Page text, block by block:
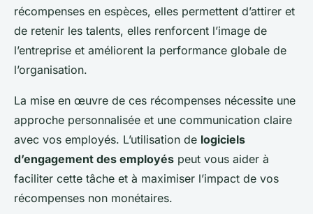
récompenses en espèces, elles permettent d’attirer et
de retenir les talents, elles renforcent l’image de
l’entreprise et améliorent la performance globale de
l’organisation.
La mise en œuvre de ces récompenses nécessite une
approche personnalisée et une communication claire
avec vos employés. L’utilisation de logiciels
d’engagement des employés peut vous aider à
faciliter cette tâche et à maximiser l’impact de vos
récompenses non monétaires.